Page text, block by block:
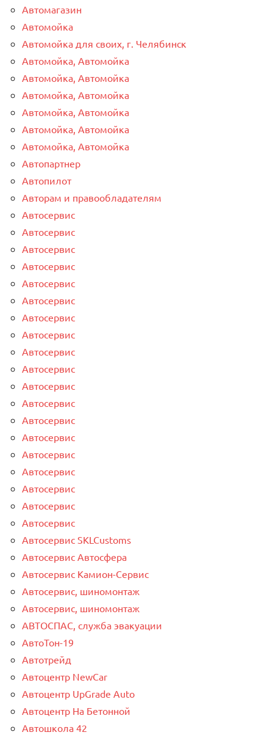
Автомагазин
Автомойка
Автомойка для своих, г. Челябинск
Автомойка, Автомойка
Автомойка, Автомойка
Автомойка, Автомойка
Автомойка, Автомойка
Автомойка, Автомойка
Автомойка, Автомойка
Автопартнер
Автопилот
Авторам и правообладателям
Автосервис
Автосервис
Автосервис
Автосервис
Автосервис
Автосервис
Автосервис
Автосервис
Автосервис
Автосервис
Автосервис
Автосервис
Автосервис
Автосервис
Автосервис
Автосервис
Автосервис
Автосервис
Автосервис
Автосервис SKLCustoms
Автосервис Автосфера
Автосервис Камион-Сервис
Автосервис, шиномонтаж
Автосервис, шиномонтаж
АВТОСПАС, служба эвакуации
АвтоТон-19
Автотрейд
Автоцентр NewCar
Автоцентр UpGrade Auto
Автоцентр На Бетонной
Автошкола 42